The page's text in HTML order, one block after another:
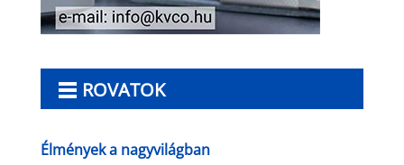
ROVATOK
Élmények a nagyvilágban